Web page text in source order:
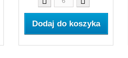
Dodaj do koszyka